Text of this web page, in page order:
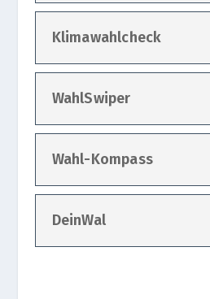
Klimawahlcheck
WahlSwiper
Wahl-Kompass
DeinWal